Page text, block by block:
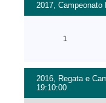
2017, Campeonato
1
2016, Regata e
19:10:00